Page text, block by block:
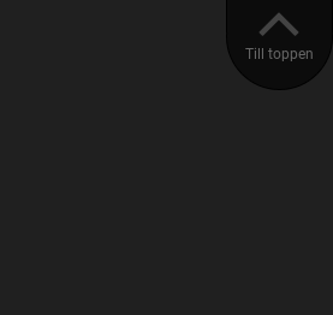
Till toppen